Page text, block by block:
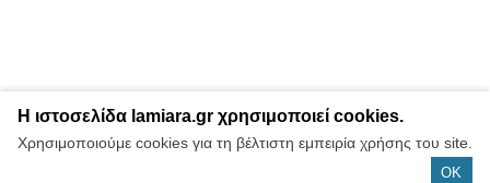
Η ιστοσελίδα lamiara.gr χρησιμοποιεί cookies.
Χρησιμοποιούμε cookies για τη βέλτιστη εμπειρία χρήσης του site.
OK